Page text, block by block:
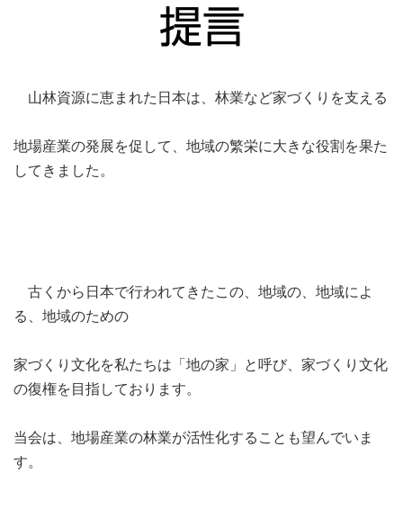
山林資源に恵まれた日本は、林業など家づくりを支える
地場産業の発展を促して、地域の繁栄に大きな役割を果た
してきました。
古くから日本で行われてきたこの、地域の、地域によ
る、地域のための
家づくり文化を私たちは「地の家」と呼び、家づくり文化
の復権を目指しております。
当会は、地場産業の林業が活性化することも望んでいま
す。